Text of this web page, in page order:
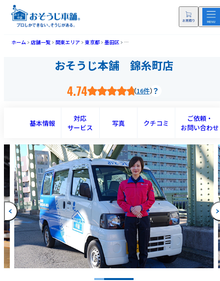
ホーム 店舗一覧 関東エリア 東京都 墨田区 おそうじ本舗 錦糸町店(キンシチョウテ
おそうじ本舗 錦糸町店
4.74 16件
基本情報
対応
サービス
写真 クチコミ
ご依頼・
お問い合わせ